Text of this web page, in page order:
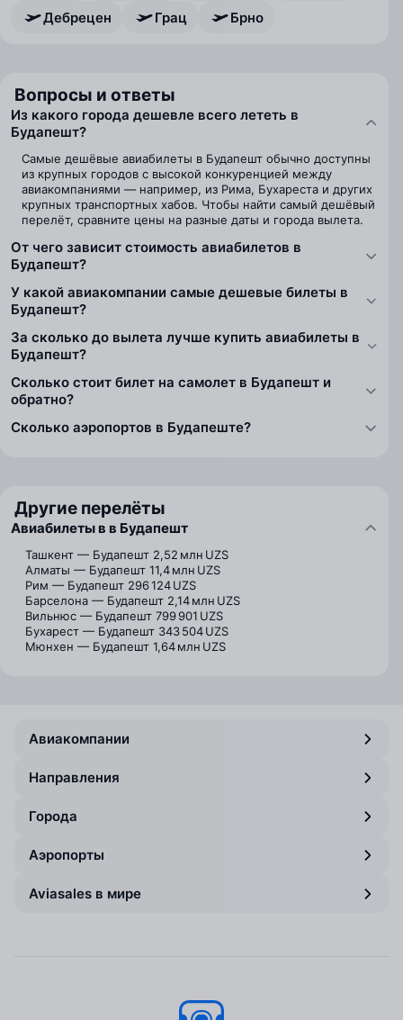
Дебрецен
Грац Брно
Вопросы и ответы
Из какого города дешевле всего лететь в
Будапешт?
Самые дешёвые авиабилеты в Будапешт обычно доступны
из крупных городов с высокой конкуренцией между
авиакомпаниями — например, из Рима, Бухареста и других
крупных транспортных хабов. Чтобы найти самый дешёвый
перелёт, сравните цены на разные даты и города вылета.
От чего зависит стоимость авиабилетов в
Будапешт?
У какой авиакомпании самые дешевые билеты в
Будапешт?
За сколько до вылета лучше купить авиабилеты в
Будапешт?
Сколько стоит билет на самолет в Будапешт и
обратно?
Сколько аэропортов в Будапеште?
Другие перелёты
Авиабилеты в в Будапешт
Ташкент — Будапешт 2,52 млн UZS
Алматы — Будапешт 11,4 млн UZS
Рим — Будапешт 296 124 UZS
Барселона — Будапешт 2,14 млн UZS
Вильнюс — Будапешт 799 901 UZS
Бухарест — Будапешт 343 504 UZS
Мюнхен — Будапешт 1,64 млн UZS
Авиакомпании
Направления
Города
Аэропорты
Aviasales в мире